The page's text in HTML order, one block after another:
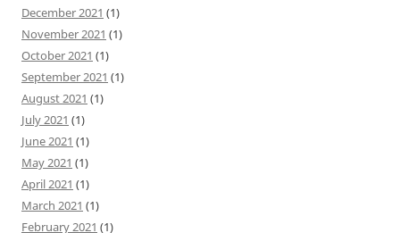
December 2021 (1)
November 2021 (1)
October 2021 (1)
September 2021 (1)
August 2021 (1)
July 2021 (1)
June 2021 (1)
May 2021 (1)
April 2021 (1)
March 2021 (1)
February 2021 (1)